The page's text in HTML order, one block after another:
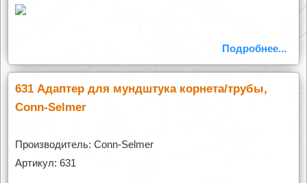
Подробнее...
631 Адаптер для мундштука корнета/трубы,
Conn-Selmer
Производитель: Conn-Selmer
Артикул: 631